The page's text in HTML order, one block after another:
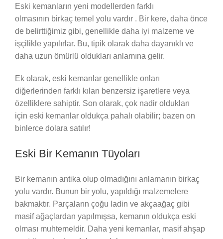
Eski kemanların yeni modellerden farklı
olmasının birkaç temel yolu vardır . Bir kere, daha önce
de belirttiğimiz gibi, genellikle daha iyi malzeme ve
işçilikle yapılırlar. Bu, tipik olarak daha dayanıklı ve
daha uzun ömürlü oldukları anlamına gelir.
Ek olarak, eski kemanlar genellikle onları
diğerlerinden farklı kılan benzersiz işaretlere veya
özelliklere sahiptir. Son olarak, çok nadir oldukları
için eski kemanlar oldukça pahalı olabilir; bazen on
binlerce dolara satılır!
Eski Bir Kemanın Tüyoları
Bir kemanın antika olup olmadığını anlamanın birkaç
yolu vardır. Bunun bir yolu, yapıldığı malzemelere
bakmaktır. Parçaların çoğu ladin ve akçaağaç gibi
masif ağaçlardan yapılmışsa, kemanın oldukça eski
olması muhtemeldir. Daha yeni kemanlar, masif ahşap